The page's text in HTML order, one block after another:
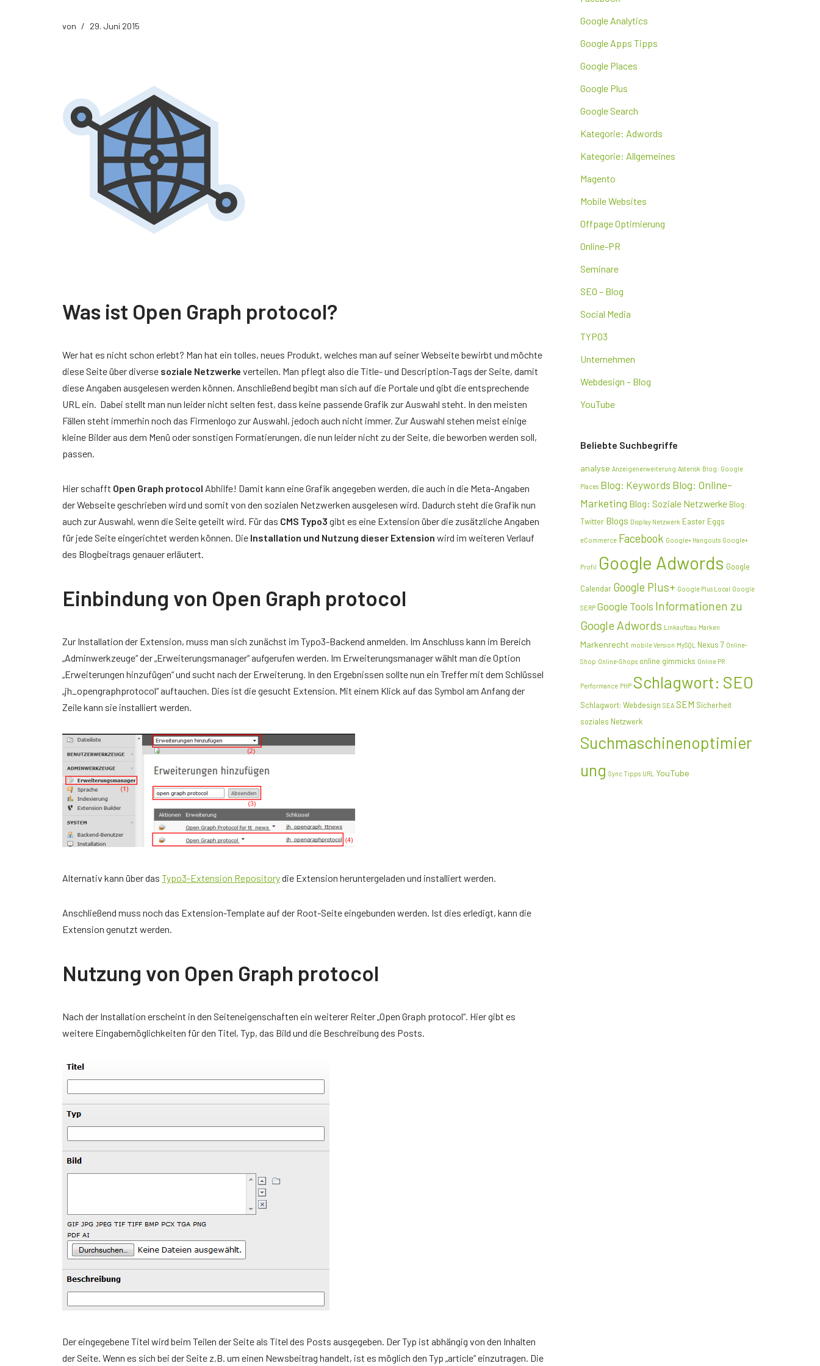
Rezension
Top Ten Tipps für Google Ads
Top Ten Tipps für Google Analytics
Top Ten Tipps für My Business
Nützliche Tools
von 29. Juni 2015
Was ist Open Graph protocol?
Wer hat es nicht schon erlebt? Man hat ein tolles, neues Produkt, welches man auf seiner Webseite bewirbt und möchte
diese Seite über diverse soziale Netzwerke verteilen. Man pflegt also die Title- und Description-Tags der Seite, damit
diese Angaben ausgelesen werden können. Anschließend begibt man sich auf die Portale und gibt die entsprechende
URL ein. Dabei stellt man nun leider nicht selten fest, dass keine passende Grafik zur Auswahl steht. In den meisten
Fällen steht immerhin noch das Firmenlogo zur Auswahl, jedoch auch nicht immer. Zur Auswahl stehen meist einige
kleine Bilder aus dem Menü oder sonstigen Formatierungen, die nun leider nicht zu der Seite, die beworben werden soll,
passen.
Hier schafft Open Graph protocol Abhilfe! Damit kann eine Grafik angegeben werden, die auch in die Meta-Angaben
der Webseite geschrieben wird und somit von den sozialen Netzwerken ausgelesen wird. Dadurch steht die Grafik nun
auch zur Auswahl, wenn die Seite geteilt wird. Für das CMS Typo3 gibt es eine Extension über die zusätzliche Angaben
für jede Seite eingerichtet werden können. Die Installation und Nutzung dieser Extension wird im weiteren Verlauf
des Blogbeitrags genauer erläutert.
Einbindung von Open Graph protocol
Zur Installation der Extension, muss man sich zunächst im Typo3-Backend anmelden. Im Anschluss kann im Bereich
„Adminwerkzeuge“ der „Erweiterungsmanager“ aufgerufen werden. Im Erweiterungsmanager wählt man die Option
„Erweiterungen hinzufügen“ und sucht nach der Erweiterung. In den Ergebnissen sollte nun ein Treffer mit dem Schlüssel
„jh_opengraphprotocol“ auftauchen. Dies ist die gesucht Extension. Mit einem Klick auf das Symbol am Anfang der
Zeile kann sie installiert werden.
Alternativ kann über das Typo3-Extension Repositorydie Extension heruntergeladen und installiert werden.
Anschließend muss noch das Extension-Template auf der Root-Seite eingebunden werden. Ist dies erledigt, kann die
Extension genutzt werden.
Nutzung von Open Graph protocol
Nach der Installation erscheint in den Seiteneigenschaften ein weiterer Reiter „Open Graph protocol“. Hier gibt es
weitere Eingabemöglichkeiten für den Titel, Typ, das Bild und die Beschreibung des Posts.
Der eingegebene Titel wird beim Teilen der Seite als Titel des Posts ausgegeben. Der Typ ist abhängig von den Inhalten
der Seite. Wenn es sich bei der Seite z.B. um einen Newsbeitrag handelt, ist es möglich den Typ „article“ einzutragen. Die
Google Analytics
Google Apps Tipps
Google Places
Google Plus
Google Search
Kategorie: Adwords
Kategorie: Allgemeines
Magento
Mobile Websites
Offpage Optimierung
Online-PR
Seminare
SEO – Blog
Social Media
TYPO3
Unternehmen
Webdesign – Blog
YouTube
Beliebte Suchbegriffe
analyse Anzeigenerweiterung Asterisk Blog: Google
Places Blog: Keywords Blog: Online-
Marketing Blog: Soziale Netzwerke Blog:
Twitter Blogs Display Netzwerk Easter Eggs
eCommerce Facebook Google+ Hangouts Google+
Profil Google Adwords Google
Calendar Google Plus+ Google Plus Local Google
SERP Google Tools Informationen zu
Google Adwords Linkaufbau Marken
Markenrecht mobile Version MySQL Nexus 7 Online-
Shop Online-Shops online gimmicks Online PR
Performance PHP Schlagwort: SEO
Schlagwort: Webdesign SEA SEM Sicherheit
soziales Netzwerk
Suchmaschinenoptimier
ung Sync Tipps URL YouTube